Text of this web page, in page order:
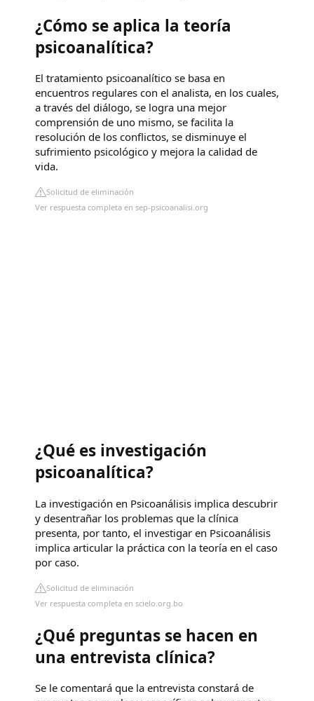
¿Cómo se aplica la teoría
psicoanalítica?
El tratamiento psicoanalítico se basa en
encuentros regulares con el analista, en los cuales,
a través del diálogo, se logra una mejor
comprensión de uno mismo, se facilita la
resolución de los conflictos, se disminuye el
sufrimiento psicológico y mejora la calidad de
vida.
Solicitud de eliminación
Ver respuesta completa en sep-psicoanalisi.org
¿Qué es investigación
psicoanalítica?
La investigación en Psicoanálisis implica descubrir
y desentrañar los problemas que la clínica
presenta, por tanto, el investigar en Psicoanálisis
implica articular la práctica con la teoría en el caso
por caso.
Solicitud de eliminación
Ver respuesta completa en scielo.org.bo
¿Qué preguntas se hacen en
una entrevista clínica?
Se le comentará que la entrevista constará de